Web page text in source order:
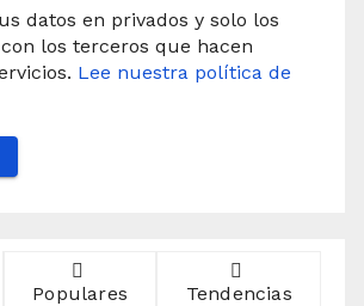
datos en privados y solo los
los terceros que hacen
Lee nuestra política de
Populares Tendencias